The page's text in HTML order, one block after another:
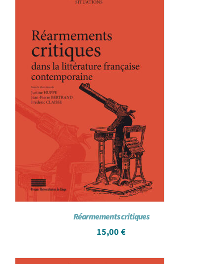
Panier WooCommerce
Réarmements critiques
15,00 €